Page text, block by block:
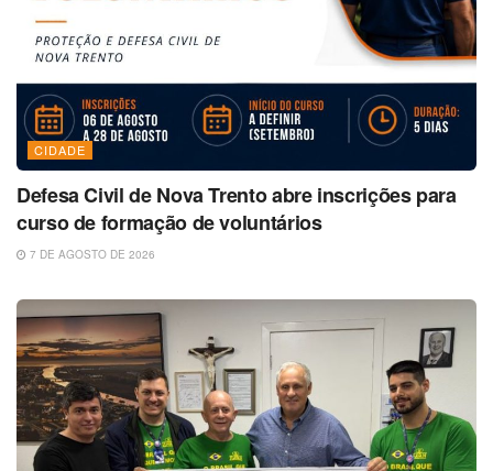
CIDADE
Defesa Civil de Nova Trento abre inscrições para
curso de formação de voluntários
7 DE AGOSTO DE 2026